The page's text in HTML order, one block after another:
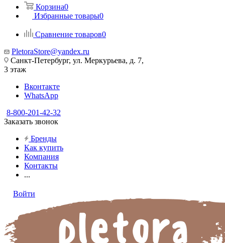
Корзина0
Избранные товары0
Сравнение товаров0
PletoraStore@yandex.ru
Санкт-Петербург, ул. Меркурьева, д. 7,
3 этаж
Вконтакте
WhatsApp
8-800-201-42-32
Заказать звонок
Бренды
Как купить
Компания
Контакты
...
Войти